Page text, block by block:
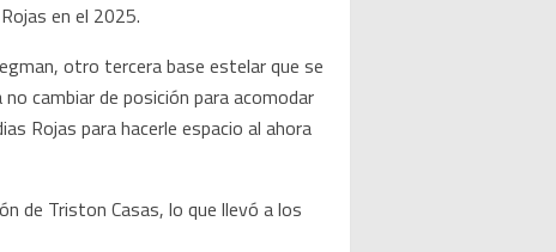
en el 2025.
otro tercera base estelar que se
cambiar de posición para acomodar
Rojas para hacerle espacio al ahora
de Triston Casas, lo que llevó a los